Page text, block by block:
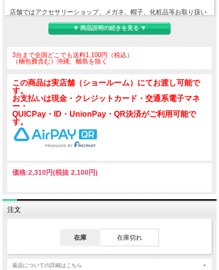
店舗ではアクセサリーショップ、メガネ、帽子、化粧品等お取り扱い
の店舗にも広くお使い頂けます。
5mm厚ミラーを使用しており、クリアーで深みのある映像を映し出し
ます。
本体サイズ：H293×W230×D85
ミラーサイズ：H252×W176×T5
スタンド：PS樹脂
重さ 755g
▼ 商品説明の続きを見る ▼
3台まで全国どこでも送料1,100円（税込）
（梱包費含む）沖縄、離島を除く
この商品は実店舗（ショールーム）にてお渡し可能で
す。
お支払いは現金・クレジットカード・交通系電子マネ
ー・
QUICPay・ID・UnionPay・QR決済がご利用可能で
す。
価格:2,310円(税抜 2,100円)
注文
在庫 在庫切れ
返品についての詳細はこちら